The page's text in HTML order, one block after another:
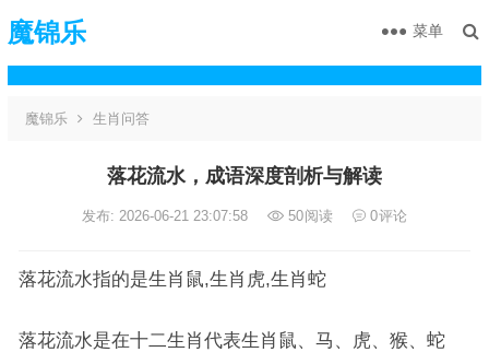
魔锦乐 菜单
魔锦乐 生肖问答
落花流水，成语深度剖析与解读
发布: 2026-06-21 23:07:58 50阅读 0评论
落花流水指的是生肖鼠,生肖虎,生肖蛇
落花流水是在十二生肖代表生肖鼠、马、虎、猴、蛇